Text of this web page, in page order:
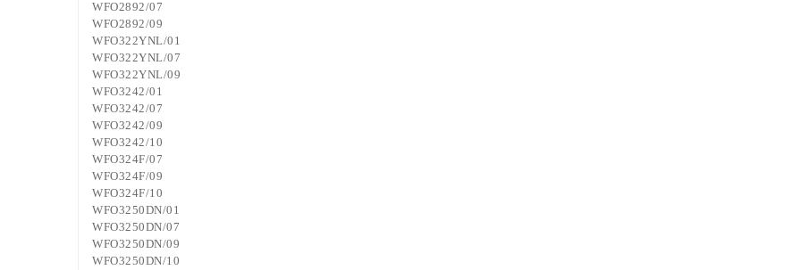
WFO2892/07
WFO2892/09
WFO322YNL/01
WFO322YNL/07
WFO322YNL/09
WFO3242/01
WFO3242/07
WFO3242/09
WFO3242/10
WFO324F/07
WFO324F/09
WFO324F/10
WFO3250DN/01
WFO3250DN/07
WFO3250DN/09
WFO3250DN/10